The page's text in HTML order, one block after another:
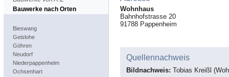
Bauwerke nach Orten
Bieswang
Geislohe
Göhren
Neudorf
Niederpappenheim
Ochsenhart
Wohnhaus
Bahnhofstrasse 20
91788 Pappenheim
Quellennachweis
Bildnachweis: Tobias Kreißl